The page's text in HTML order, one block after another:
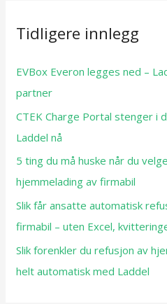
Tidligere innlegg
EVBox Everon legges ned –
partner
CTEK Charge Portal stenger i
Laddel nå
5 ting du må huske når du
hjemmelading av firmabil
Slik får ansatte automatisk
firmabil – uten Excel,
Slik forenkler du refusjon av
helt automatisk med Laddel